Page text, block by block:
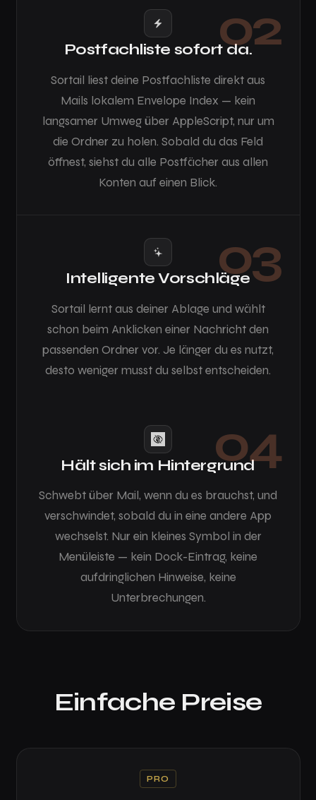
02
Postfachliste sofort da.
Sortail liest deine Postfachliste direkt aus
Mails lokalem Envelope Index — kein
langsamer Umweg über AppleScript, nur um
die Ordner zu holen. Sobald du das Feld
öffnest, siehst du alle Postfächer aus allen
Konten auf einen Blick.
03
Intelligente Vorschläge
Sortail lernt aus deiner Ablage und wählt
schon beim Anklicken einer Nachricht den
passenden Ordner vor. Je länger du es nutzt,
desto weniger musst du selbst entscheiden.
04
Hält sich im Hintergrund
Schwebt über Mail, wenn du es brauchst, und
verschwindet, sobald du in eine andere App
wechselst. Nur ein kleines Symbol in der
Menüleiste — kein Dock-Eintrag, keine
aufdringlichen Hinweise, keine
Unterbrechungen.
Einfache Preise
PRO